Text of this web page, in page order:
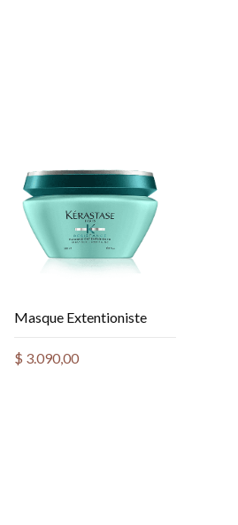
Masque Extentioniste
$ 3.090,00